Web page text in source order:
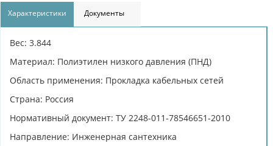
Характеристики Документы
Вес: 3.844
Материал: Полиэтилен низкого давления (ПНД)
Область применения: Прокладка кабельных сетей
Страна: Россия
Нормативный документ: ТУ 2248-011-78546651-2010
Направление: Инженерная сантехника